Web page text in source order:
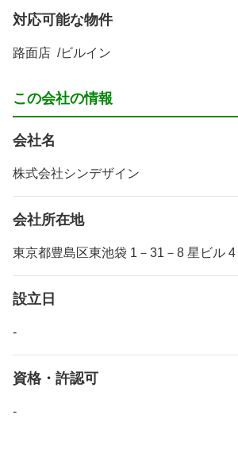
対応可能な物件
路面店 ビルイン
この会社の情報
会社名
株式会社シンデザイン
会社所在地
東京都豊島区東池袋 1－31－8 星ビル 4
設立日
-
資格・許認可
-